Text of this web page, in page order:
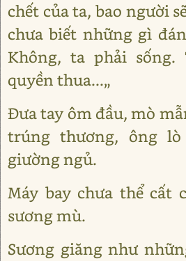
chết của ta, bao người
chưa biết những gì
Không, ta phải sống.
quyền thua...„
Đưa tay ôm đầu, mò
trúng thương, ông
giường ngủ.
Máy bay chưa thể cất
sương mù.
Sương giăng như